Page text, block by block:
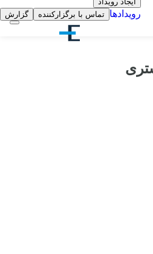
رویدادها تماس با برگزارکننده گزارش